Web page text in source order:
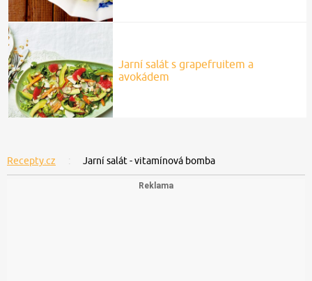
Jarní salát s grapefruitem a
avokádem
Recepty.cz Jarní salát - vitamínová bomba